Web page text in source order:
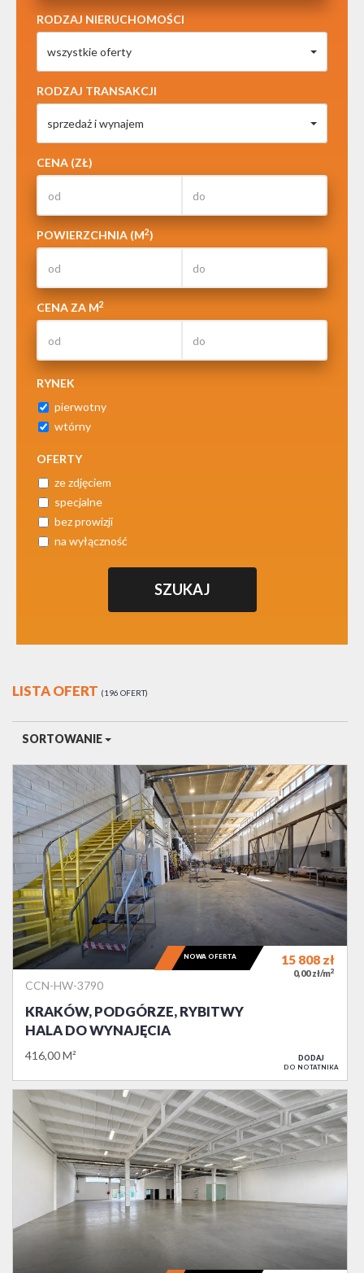
RODZAJ NIERUCHOMOŚCI
wszystkie oferty
RODZAJ TRANSAKCJI
sprzedaż i wynajem
CENA (ZŁ)
POWIERZCHNIA (M2)
CENA ZA M2
RYNEK
pierwotny
wtórny
OFERTY
ze zdjęciem
specjalne
bez prowizji
na wyłączność
LISTA OFERT 196 OFERT
SORTOWANIE
CCN-HW-3790
KRAKÓW, PODGÓRZE, RYBITWY
HALA DO WYNAJĘCIA
416,00 M²
15 808 zł
0,00 zł/m2
NOWA OFERTA
DODAJ
DO NOTATNIKA